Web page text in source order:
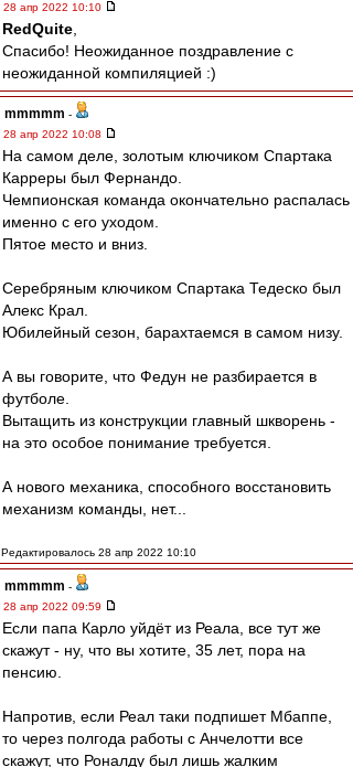
28 апр 2022 10:10
RedQuite
Спасибо! Неожиданное поздравление с
неожиданной компиляцией :)
mmmmm -
28 апр 2022 10:08
На самом деле, золотым ключиком Спартака
Карреры был Фернандо.
Чемпионская команда окончательно распалась
именно с его уходом.
Пятое место и вниз.
Серебряным ключиком Спартака Тедеско был
Алекс Крал.
Юбилейный сезон, барахтаемся в самом низу.
А вы говорите, что Федун не разбирается в
футболе.
Вытащить из конструкции главный шкворень -
на это особое понимание требуется.
А нового механика, способного восстановить
механизм команды, нет...
Редактировалось 28 апр 2022 10:10
mmmmm -
28 апр 2022 09:59
Если папа Карло уйдёт из Реала, все тут же
скажут - ну, что вы хотите, 35 лет, пора на
пенсию.
Напротив, если Реал таки подпишет Мбаппе,
то через полгода работы с Анчелотти все
скажут, что Роналду был лишь жалким